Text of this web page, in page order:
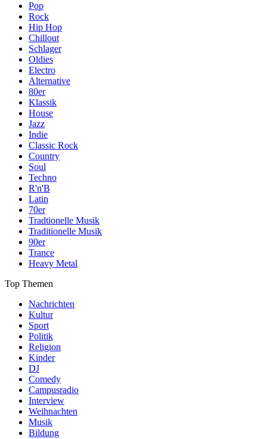
Pop
Rock
Hip Hop
Chillout
Schlager
Oldies
Electro
Alternative
80er
Klassik
House
Jazz
Indie
Classic Rock
Country
Soul
Techno
R'n'B
Latin
70er
Tradtionelle Musik
Traditionelle Musik
90er
Trance
Heavy Metal
Top Themen
Nachrichten
Kultur
Sport
Politik
Religion
Kinder
DJ
Comedy
Campusradio
Interview
Weihnachten
Musik
Bildung